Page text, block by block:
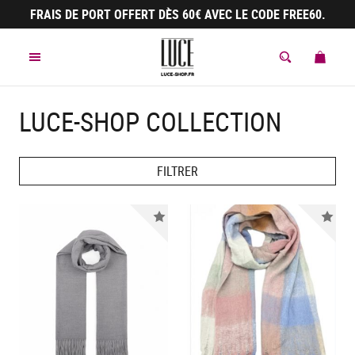
FRAIS DE PORT OFFERT DÈS 60€ AVEC LE CODE FREE60.
MENU
MON
LUCE-SHOP COLLECTION
FILTRER
Nouveauté
Panneau de gestion des cookies